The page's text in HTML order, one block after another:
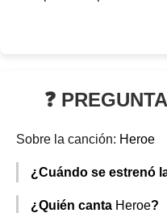
❓
Sobre la canción: Heroe
¿Cuándo se estrenó
¿Quién canta Heroe?